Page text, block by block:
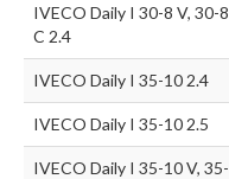
IVECO Daily I 30-8 V, 30-8
C 2.4
IVECO Daily I 35-10 2.4
IVECO Daily I 35-10 2.5
IVECO Daily I 35-10 V, 35-